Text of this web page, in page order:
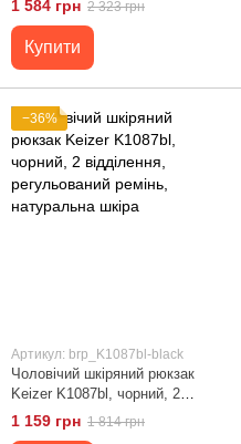
середній розмір
1 584 грн 2 323 грн
Купити
−36%
Артикул: brp_K1087bl-black
Чоловічий шкіряний рюкзак
Keizer K1087bl, чорний, 2
відділення, регульований
ремінь, натуральна шкіра
1 159 грн 1 814 грн